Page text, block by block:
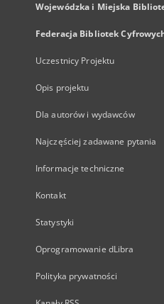
Wojewódzka i Miejska
Federacja Bibliotek
Uczestnicy Projektu
Opis projektu
Dla autorów i wydawców
Najczęściej zadawane pytania
Informacje techniczne
Kontakt
Statystyki
Oprogramowanie dLibra
Polityka prywatności